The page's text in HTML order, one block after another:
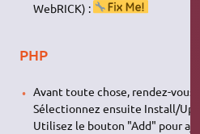
WebRICK) :
PHP
Avant toute chose, rendez-vous
Sélectionnez ensuite Install/
Utilisez le bouton "Add" pour